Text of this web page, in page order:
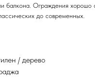
балкона. Ограждения хорошо
до современных.
/ дерево